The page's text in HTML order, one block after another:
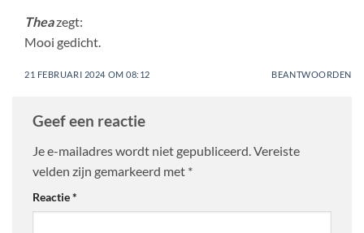
Theazegt:
Mooi gedicht.
21 FEBRUARI 2024 OM 08:12 BEANTWOORDEN
Geef een reactie
Je e-mailadres wordt niet gepubliceerd.Vereiste
velden zijn gemarkeerd met *
Reactie*